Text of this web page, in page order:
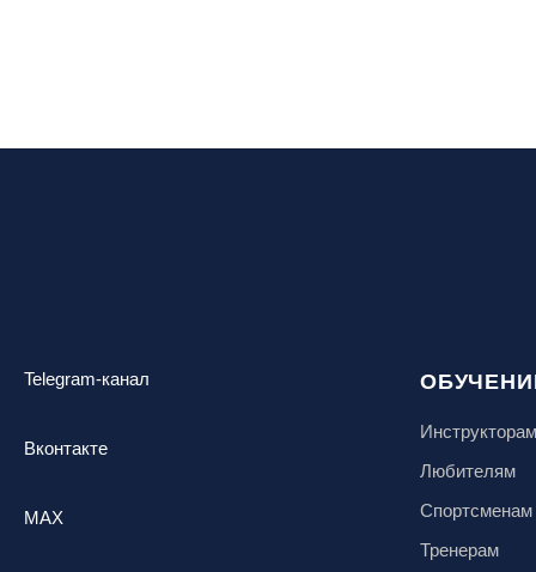
Telegram-канал
Вконтакте
MAX
Инструкторам
Любителям
Спортсменам
Тренерам